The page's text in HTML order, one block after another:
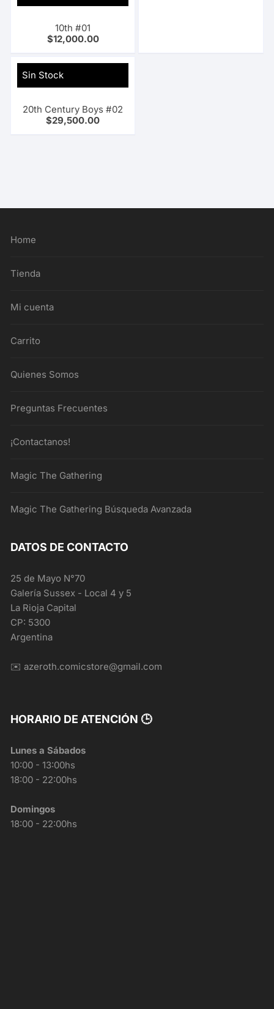
10th #01
$12,000.00
Sin Stock
20th Century Boys #02
$29,500.00
Home
Tienda
Mi cuenta
Carrito
Quienes Somos
Preguntas Frecuentes
¡Contactanos!
Magic The Gathering
Magic The Gathering Búsqueda Avanzada
DATOS DE CONTACTO
25 de Mayo N°70
Galería Sussex - Local 4 y 5
La Rioja Capital
CP: 5300
Argentina
✉️ azeroth.comicstore@gmail.com
HORARIO DE ATENCIÓN 🕒
Lunes a Sábados
10:00 - 13:00hs
18:00 - 22:00hs
Domingos
18:00 - 22:00hs